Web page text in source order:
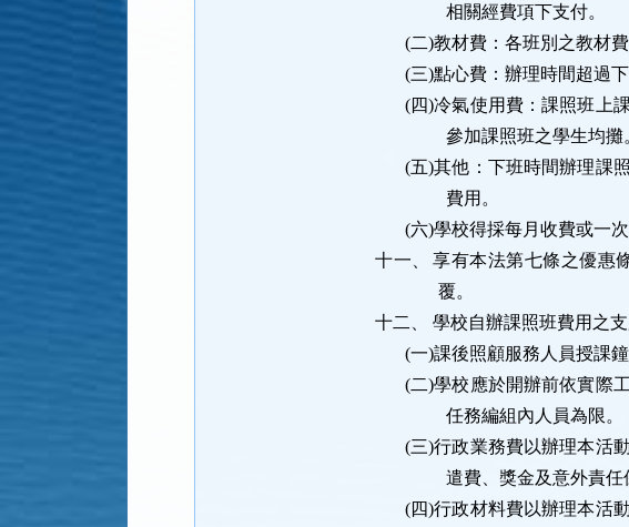
相關經費項下支付。
(二)教材費：各班別之教材
(三)點心費：辦理時間超過
(四)冷氣使用費：課照班上
參加課照班之學生均攤
(五)其他：下班時間辦理課
費用。
(六)學校得採每月收費或一
十一、
享有本法第七條之優惠
覆。
十二、
學校自辦課照班費用之
(一)課後照顧服務人員授課
(二)學校應於開辦前依實際
任務編組內人員為限。
(三)行政業務費以辦理本活
遣費、獎金及意外責任
(四)行政材料費以辦理本活